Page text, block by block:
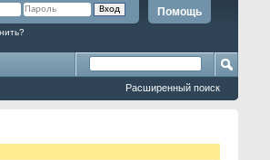
Помощь
Расширенный поиск